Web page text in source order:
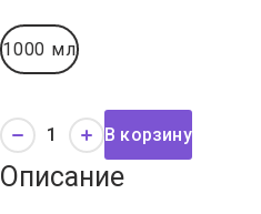
1000 мл
В корзину
Описание